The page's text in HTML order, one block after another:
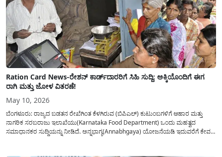
Ration Card News-ರೇಶನ್ ಕಾರ್ಡ್‌ದಾರರಿಗೆ ಸಿಹಿ ಸುದ್ದಿ: ಅಕ್ಕಿಯೊಂದಿಗೆ ಈಗ
ರಾಗಿ ಮತ್ತು ಜೋಳ ವಿತರಣೆ!
May 10, 2026
ಬೆಂಗಳೂರು: ರಾಜ್ಯದ ಬಡತನ ರೇಖೆಗಿಂತ ಕೆಳಗಿರುವ (ಬಿಪಿಎಲ್) ಕುಟುಂಬಗಳಿಗೆ ಆಹಾರ ಮತ್ತು
ನಾಗರಿಕ ಸರಬರಾಜು ಇಲಾಖೆಯು(Karnataka Food Department) ಒಂದು ಮಹತ್ವದ
ಸಮಾಧಾನಕರ ಸುದ್ದಿಯನ್ನು ನೀಡಿದೆ. ಅನ್ನಭಾಗ್ಯ(Annabhgaya) ಯೋಜನೆಯಡಿ ಇದುವರೆಗೆ ಕೇವಲ